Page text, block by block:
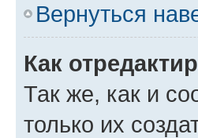
Вернуться
Как
Так же, как и
только их